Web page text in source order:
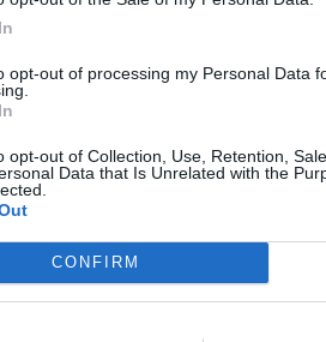
opt-out of processing my Personal Data
opt-out of Collection, Use, Retention,
Data that Is Unrelated with the
CONFIRM
e Punëtorëve/
1884 lëvizja për të kërkuar
të drejtat, liritë dhe kushtet e
Nis
vjet,